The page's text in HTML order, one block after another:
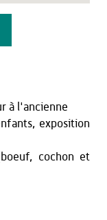
à l'ancienne
exposition
cochon et